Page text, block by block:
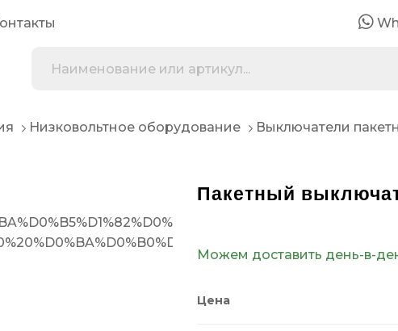
Низковольтное оборудование Выключатели
Пакетный
Можем доставить день-в-
Цена